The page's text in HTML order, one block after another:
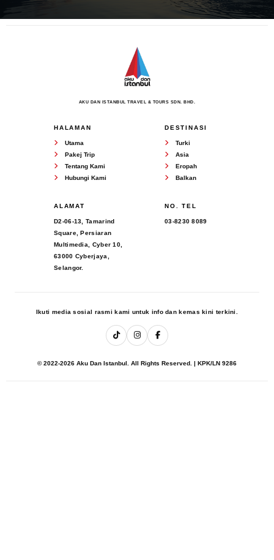
AKU DAN ISTANBUL TRAVEL & TOURS SDN. BHD.
HALAMAN
Utama
Pakej Trip
Tentang Kami
Hubungi Kami
DESTINASI
Turki
Asia
Eropah
Balkan
ALAMAT
D2-06-13, Tamarind
Square, Persiaran
Multimedia, Cyber 10,
63000 Cyberjaya,
Selangor.
NO. TEL
03-8230 8089
Ikuti media sosial rasmi kami untuk info dan kemas kini terkini.
© 2022-2026 Aku Dan Istanbul. All Rights Reserved. | KPK/LN 9286